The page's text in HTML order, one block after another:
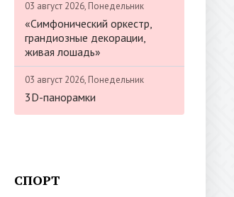
03 август 2026, Понедельник
«Симфонический оркестр,
грандиозные декорации,
живая лошадь»
03 август 2026, Понедельник
3D-панорамки
СПОРТ